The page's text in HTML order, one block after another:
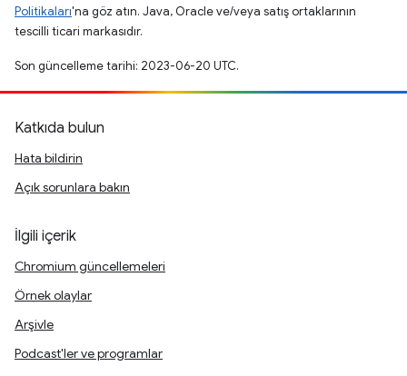
Politikaları'na göz atın. Java, Oracle ve/veya satış ortaklarının
tescilli ticari markasıdır.
Son güncelleme tarihi: 2023-06-20 UTC.
Katkıda bulun
Hata bildirin
Açık sorunlara bakın
İlgili içerik
Chromium güncellemeleri
Örnek olaylar
Arşivle
Podcast'ler ve programlar